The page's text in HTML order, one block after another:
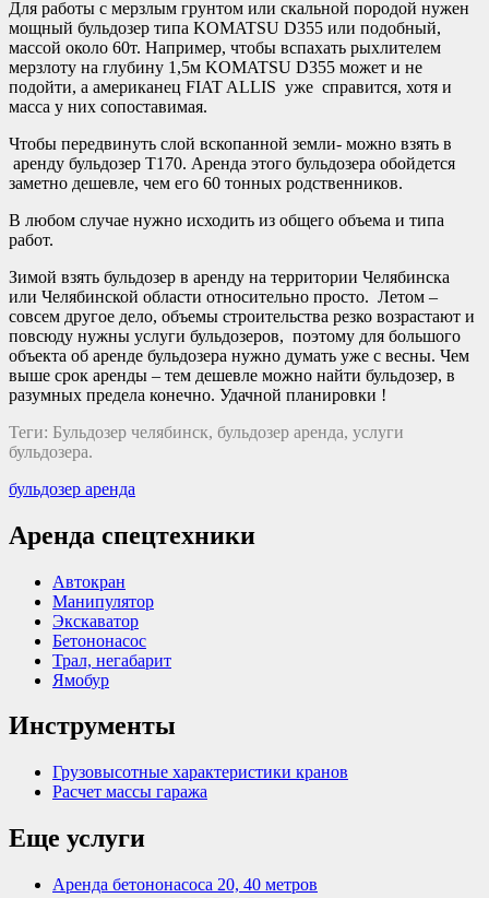
Для работы с мерзлым грунтом или скальной породой нужен
мощный бульдозер типа KOMATSU D355 или подобный,
массой около 60т. Например, чтобы вспахать рыхлителем
мерзлоту на глубину 1,5м KOMATSU D355 может и не
подойти, а американец FIAT ALLIS уже справится, хотя и
масса у них сопоставимая.
Чтобы передвинуть слой вскопанной земли- можно взять в
аренду бульдозер Т170. Аренда этого бульдозера обойдется
заметно дешевле, чем его 60 тонных родственников.
В любом случае нужно исходить из общего объема и типа
работ.
Зимой взять бульдозер в аренду на территории Челябинска
или Челябинской области относительно просто. Летом –
совсем другое дело, объемы строительства резко возрастают и
повсюду нужны услуги бульдозеров, поэтому для большого
объекта об аренде бульдозера нужно думать уже с весны. Чем
выше срок аренды – тем дешевле можно найти бульдозер, в
разумных предела конечно. Удачной планировки !
Теги: Бульдозер челябинск, бульдозер аренда, услуги
бульдозера.
бульдозер аренда
Аренда спецтехники
Автокран
Манипулятор
Экскаватор
Бетононасос
Трал, негабарит
Ямобур
Инструменты
Грузовысотные характеристики кранов
Расчет массы гаража
Еще услуги
Аренда бетононасоса 20, 40 метров